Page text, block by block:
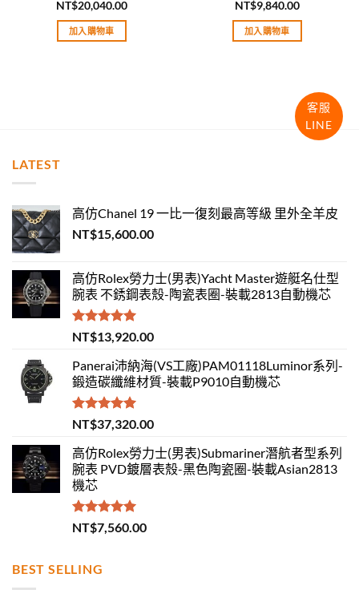
評分5.00
滿分 5
NT$20,040.00
加入購物車
評分5.00
滿分 5
NT$9,840.00
加入購物車
LATEST
高仿Chanel 19 一比一復刻最高等級 里外全羊皮
NT$15,600.00
高仿Rolex勞力士(男表)Yacht Master遊艇名仕型
腕表 不銹鋼表殼-陶瓷表圈-裝載2813自動機芯
評分5.00
滿分 5
NT$13,920.00
Panerai沛納海(VS工廠)PAM01118Luminor系列-
鍛造碳纖維材質-裝載P9010自動機芯
評分5.00
滿分 5
NT$37,320.00
高仿Rolex勞力士(男表)Submariner潛航者型系列
腕表 PVD鍍層表殼-黑色陶瓷圈-裝載Asian2813
機芯
評分 5.00
滿分 5
NT$7,560.00
BEST SELLING
客服
LINE